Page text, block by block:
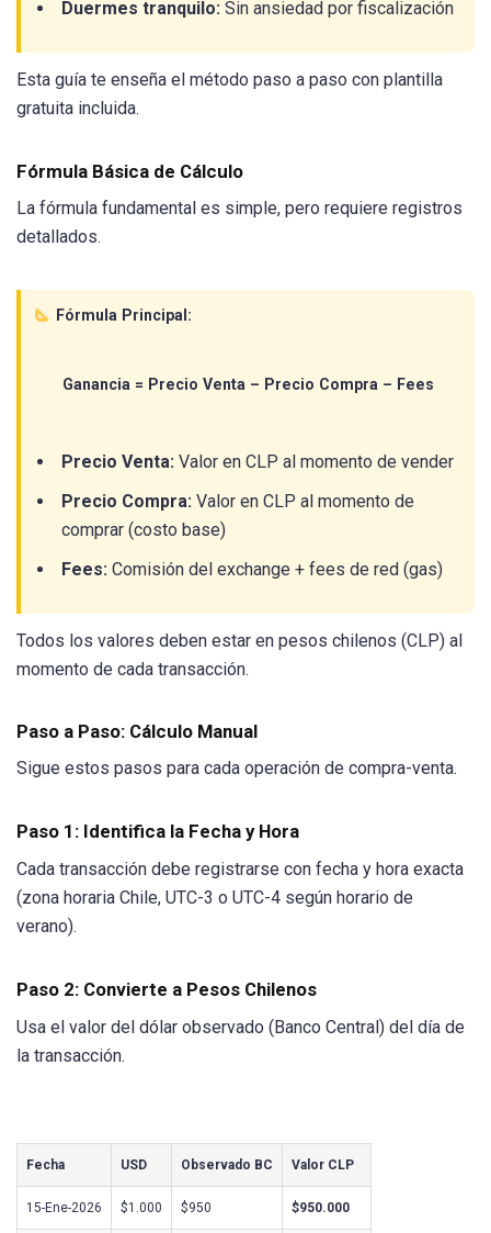
Duermes tranquilo: Sin ansiedad por fiscalización
Esta guía te enseña el método paso a paso con plantilla
gratuita incluida.
Fórmula Básica de Cálculo
La fórmula fundamental es simple, pero requiere registros
detallados.
Fórmula Principal:
Ganancia = Precio Venta – Precio Compra – Fees
Precio Venta: Valor en CLP al momento de vender
Precio Compra: Valor en CLP al momento de
comprar (costo base)
Fees: Comisión del exchange + fees de red (gas)
Todos los valores deben estar en pesos chilenos (CLP) al
momento de cada transacción.
Paso a Paso: Cálculo Manual
Sigue estos pasos para cada operación de compra-venta.
Paso 1: Identifica la Fecha y Hora
Cada transacción debe registrarse con fecha y hora exacta
(zona horaria Chile, UTC-3 o UTC-4 según horario de
verano).
Paso 2: Convierte a Pesos Chilenos
Usa el valor del dólar observado (Banco Central) del día de
la transacción.
Fecha USD Observado BC Valor CLP
15-Ene-2026 $1.000 $950 $950.000